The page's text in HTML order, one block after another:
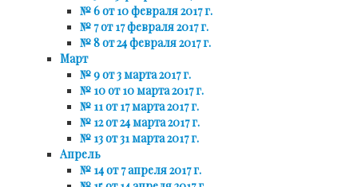
№ 6 от 10 февраля 2017 г.
№ 7 от 17 февраля 2017 г.
№ 8 от 24 февраля 2017 г.
Март
№ 9 от 3 марта 2017 г.
№ 10 от 10 марта 2017 г.
№ 11 от 17 марта 2017 г.
№ 12 от 24 марта 2017 г.
№ 13 от 31 марта 2017 г.
Апрель
№ 14 от 7 апреля 2017 г.